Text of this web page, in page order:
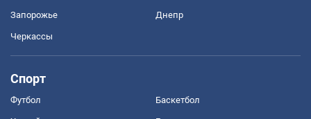
Запорожье Днепр
Черкассы
Спорт
Футбол Баскетбол